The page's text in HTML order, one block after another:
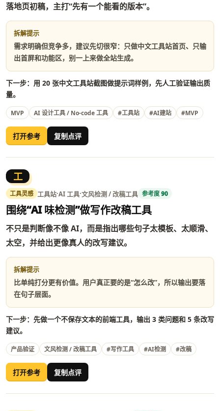
落地页初稿，主打“先有一个能看的版本”。
拆解提示
需求明确但竞争多，建议先切很窄：只做中文工具站首页、只输
出首屏和功能区，别一上来做全站生成。
下一步：用 20 张中文工具站截图做提示词样例，先人工验证输出质
量。
MVP AI 设计工具 / No-code 工具 #工具站 #AI建站 #MVP
打开参考 复制点评
工
工具灵感 工具站·AI 工具·文风检测 / 改稿工具 参考度 90
围绕“AI 味检测”做写作改稿工具
不只是判断像不像 AI，而是指出哪些句子太模板、太顺滑、
太空，并给出更像真人的改写建议。
拆解提示
比单纯打分更有价值。用户真正要的是“怎么改”，所以输出要落
在句子层面。
下一步：先做一个不保存文本的前端工具，输出 3 类问题和 5 条改写
建议。
产品验证 文风检测 / 改稿工具 #写作工具 #AI检测 #改稿
打开参考 复制点评